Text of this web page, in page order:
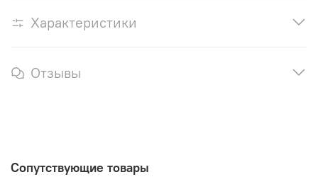
Характеристики
Отзывы
Сопутствующие товары